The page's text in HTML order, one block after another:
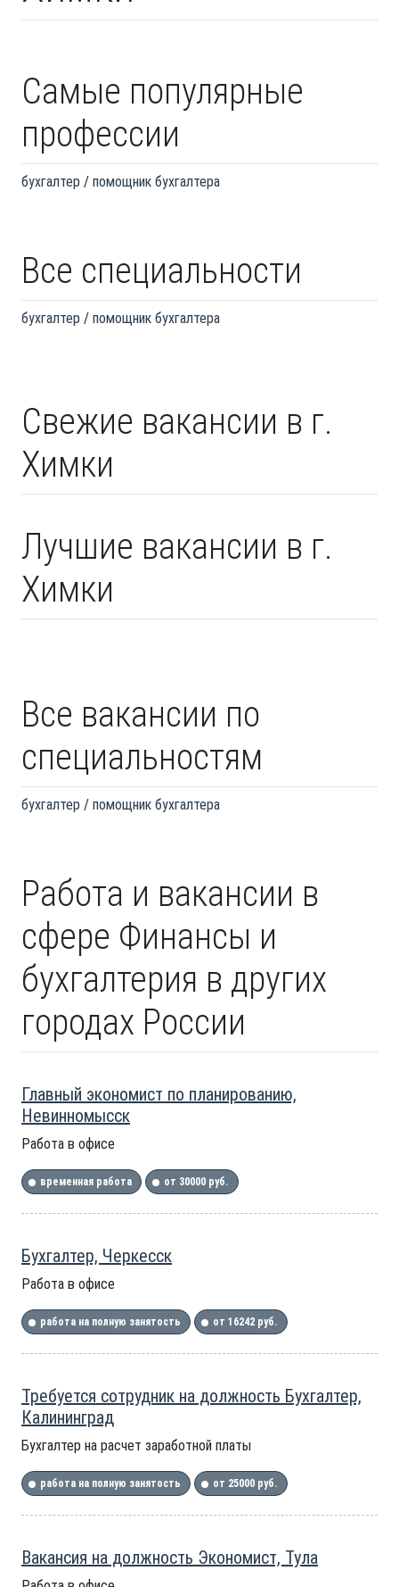
Самые популярные
профессии
бухгалтер помощник бухгалтера
Все специальности
бухгалтер помощник бухгалтера
Свежие вакансии в г.
Химки
Лучшие вакансии в г.
Химки
Все вакансии по
специальностям
бухгалтер помощник бухгалтера
Работа и вакансии в
сфере Финансы и
бухгалтерия в других
городах России
Главный экономист по планированию,
Невинномысск
Работа в офисе
временная работа от 30000 руб.
Бухгалтер, Черкесск
Работа в офисе
работа на полную занятость от 16242 руб.
Требуется сотрудник на должность Бухгалтер,
Калининград
Бухгалтер на расчет заработной платы
работа на полную занятость от 25000 руб.
Вакансия на должность Экономист, Тула